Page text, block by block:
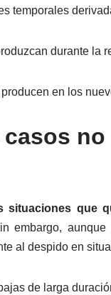
temporales
durante la
en los
casos
situaciones que
embargo, aunque
al despido en
de larga